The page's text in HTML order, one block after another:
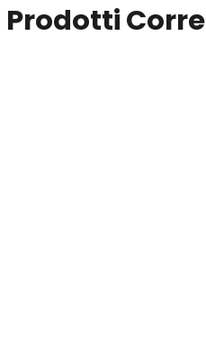
Prodotti